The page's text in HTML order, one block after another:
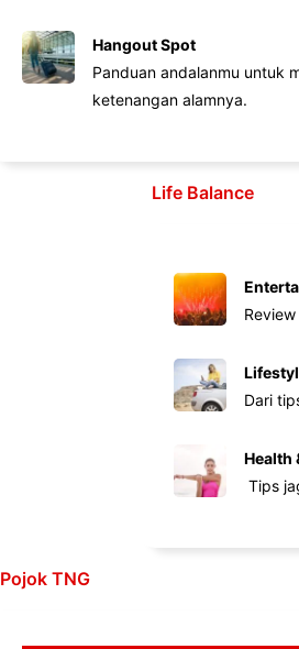
Hangout Spot
Panduan andalanmu untuk
ketenangan alamnya.
Life Balance
Dari
Health
Tips
Pojok TNG